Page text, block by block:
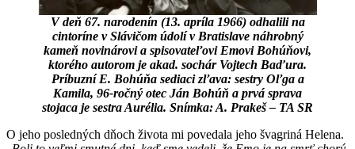
V deň 67. narodenín (13. apríla 1966) odhalili na
cintoríne v Slávičom údolí v Bratislave náhrobný
kameň novinárovi a spisovateľovi Emovi Bohúňovi,
ktorého autorom je akad. sochár Vojtech Baďura.
Príbuzní E. Bohúňa sediaci zľava: sestry Oľga a
Kamila, 96-ročný otec Ján Bohúň a prvá sprava
stojaca je sestra Aurélia. Snímka: A. Prakeš – TA SR
O jeho posledných dňoch života mi povedala jeho švagriná Helena.